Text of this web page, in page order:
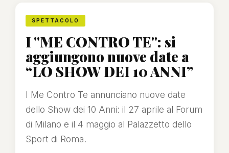
SPETTACOLO
I "ME CONTRO TE": si
aggiungono nuove date a
“LO SHOW DEI 10 ANNI”
I Me Contro Te annunciano nuove date
dello Show dei 10 Anni: il 27 aprile al Forum
di Milano e il 4 maggio al Palazzetto dello
Sport di Roma.